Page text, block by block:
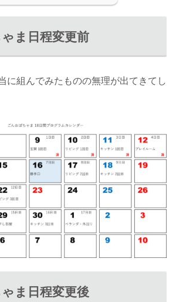
ま日程変更前
に組んでみたものの無理が出てきてし
ま日程変更後